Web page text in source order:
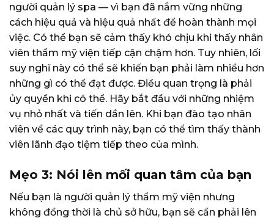
người quản lý spa — vì bạn đã nắm vững những
cách hiệu quả và hiệu quả nhất để hoàn thành mọi
việc. Có thể bạn sẽ cảm thấy khó chịu khi thấy nhân
viên thẩm mỹ viện tiếp cận chậm hơn. Tuy nhiên, lối
suy nghĩ này có thể sẽ khiến bạn phải làm nhiều hơn
những gì có thể đạt được. Điều quan trọng là phải
ủy quyền khi có thể. Hãy bắt đầu với những nhiệm
vụ nhỏ nhất và tiến dần lên. Khi bạn đào tạo nhân
viên về các quy trình này, bạn có thể tìm thấy thành
viên lãnh đạo tiệm tiếp theo của mình.
Mẹo 3: Nói lên mối quan tâm của bạn
Nếu bạn là người quản lý thẩm mỹ viện nhưng
không đồng thời là chủ sở hữu, bạn sẽ cần phải lên